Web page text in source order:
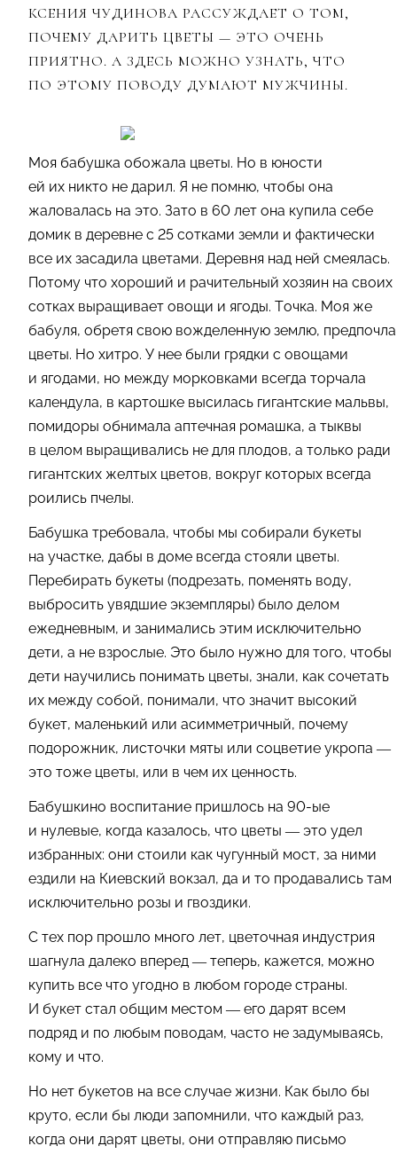
КСЕНИЯ ЧУДИНОВА РАССУЖДАЕТ О ТОМ,
ПОЧЕМУ ДАРИТЬ ЦВЕТЫ — ЭТО ОЧЕНЬ
ПРИЯТНО. А ЗДЕСЬ МОЖНО УЗНАТЬ, ЧТО
ПО ЭТОМУ ПОВОДУ ДУМАЮТ МУЖЧИНЫ.
Моя бабушка обожала цветы. Но в юности
ей их никто не дарил. Я не помню, чтобы она
жаловалась на это. Зато в 60 лет она купила себе
домик в деревне с 25 сотками земли и фактически
все их засадила цветами. Деревня над ней смеялась.
Потому что хороший и рачительный хозяин на своих
сотках выращивает овощи и ягоды. Точка. Моя же
бабуля, обретя свою вожделенную землю, предпочла
цветы. Но хитро. У нее были грядки с овощами
и ягодами, но между морковками всегда торчала
календула, в картошке высилась гигантские мальвы,
помидоры обнимала аптечная ромашка, а тыквы
в целом выращивались не для плодов, а только ради
гигантских желтых цветов, вокруг которых всегда
роились пчелы.
Бабушка требовала, чтобы мы собирали букеты
на участке, дабы в доме всегда стояли цветы.
Перебирать букеты (подрезать, поменять воду,
выбросить увядшие экземпляры) было делом
ежедневным, и занимались этим исключительно
дети, а не взрослые. Это было нужно для того, чтобы
дети научились понимать цветы, знали, как сочетать
их между собой, понимали, что значит высокий
букет, маленький или асимметричный, почему
подорожник, листочки мяты или соцветие укропа —
это тоже цветы, или в чем их ценность.
Бабушкино воспитание пришлось на 90-ые
и нулевые, когда казалось, что цветы — это удел
избранных: они стоили как чугунный мост, за ними
ездили на Киевский вокзал, да и то продавались там
исключительно розы и гвоздики.
С тех пор прошло много лет, цветочная индустрия
шагнула далеко вперед — теперь, кажется, можно
купить все что угодно в любом городе страны.
И букет стал общим местом — его дарят всем
подряд и по любым поводам, часто не задумываясь,
кому и что.
Но нет букетов на все случае жизни. Как было бы
круто, если бы люди запомнили, что каждый раз,
когда они дарят цветы, они отправляю письмо